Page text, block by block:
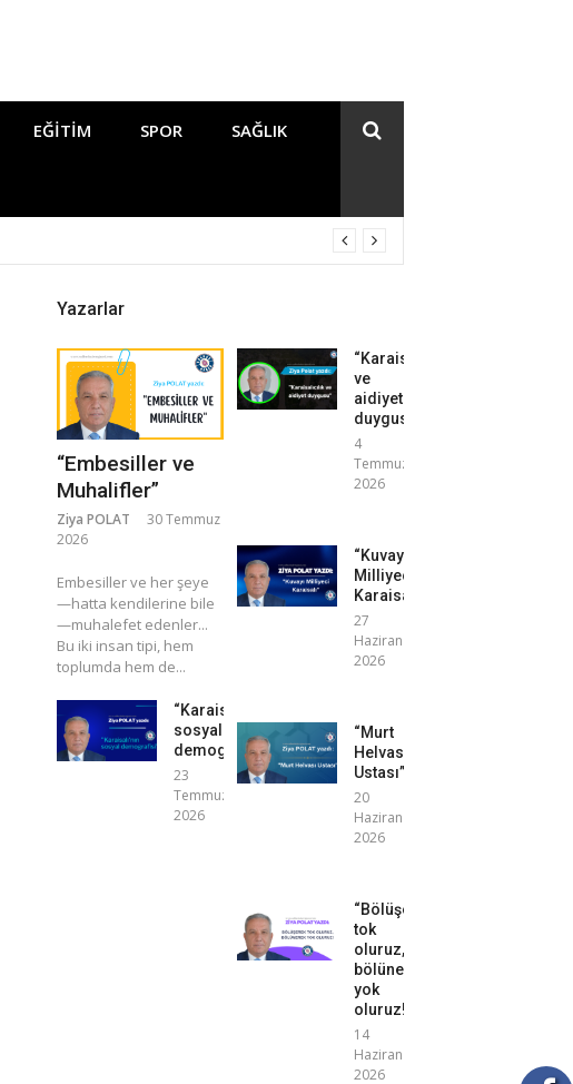
EĞITIM SPOR SAĞLIK
Yazarlar
“Embesiller ve
Muhalifler”
Ziya POLAT
30 Temmuz
2026
​Embesiller ve her şeye
—hatta kendilerine bile
—muhalefet edenler...
Bu iki insan tipi, hem
toplumda hem de...
“Karaisalı’nın
sosyal
demografisi”
23
Temmuz
2026
“Karaisalıcılık
ve
aidiyet
duygusu”
4
Temmuz
2026
“Kuvayı
Milliyeci
Karaisalı”
27
Haziran
2026
“Murt
Helvası
Ustası”
20
Haziran
2026
“Bölüşerek
tok
oluruz,
bölünerek
yok
oluruz!”
14
Haziran
2026